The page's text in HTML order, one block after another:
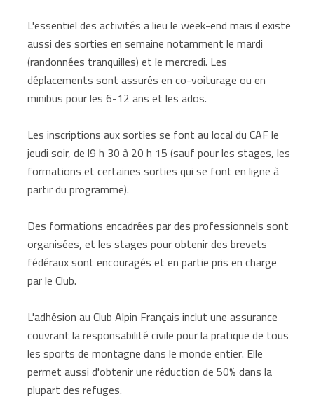
L'essentiel des activités a lieu le week-end mais il existe
aussi des sorties en semaine notamment le mardi
(randonnées tranquilles) et le mercredi. Les
déplacements sont assurés en co-voiturage ou en
minibus pour les 6-12 ans et les ados.
Les inscriptions aux sorties se font au local du CAF le
jeudi soir, de l9 h 30 à 20 h 15 (sauf pour les stages, les
formations et certaines sorties qui se font en ligne à
partir du programme).
Des formations encadrées par des professionnels sont
organisées, et les stages pour obtenir des brevets
fédéraux sont encouragés et en partie pris en charge
par le Club.
L'adhésion au Club Alpin Français inclut une assurance
couvrant la responsabilité civile pour la pratique de tous
les sports de montagne dans le monde entier. Elle
permet aussi d'obtenir une réduction de 50% dans la
plupart des refuges.